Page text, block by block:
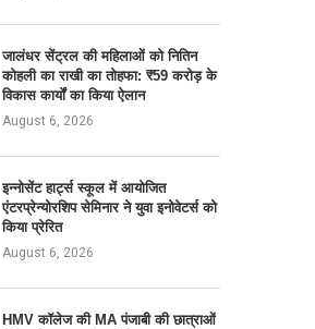
जालंधर सेंट्रल की महिलाओं को नितिन
कोहली का राखी का तोहफा: ₹59 करोड़ के
विकास कार्यों का किया ऐलान
August 6, 2026
इन्नोसेंट हार्ट्स स्कूल में आयोजित
एंटरप्रेन्योरशिप सेमिनार ने युवा इनोवेटर्स को
किया प्रेरित
August 6, 2026
HMV कॉलेज की MA पंजाबी की छात्राओं